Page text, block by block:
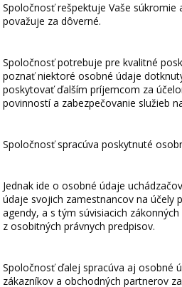
Spoločnosť rešpektuje Vaše
považuje za dôverné.
Spoločnosť potrebuje pre kvalitné
poznať niektoré osobné údaje
poskytovať ďalším príjemcom za
povinností a zabezpečovanie služieb
Spoločnosť spracúva poskytnuté
Jednak ide o osobné údaje
údaje svojich zamestnancov na účely
agendy, a s tým súvisiacich
z osobitných právnych predpisov.
Spoločnosť ďalej spracúva aj osobné
zákazníkov a obchodných partnerov